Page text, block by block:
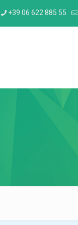
+39 06 622 885 55